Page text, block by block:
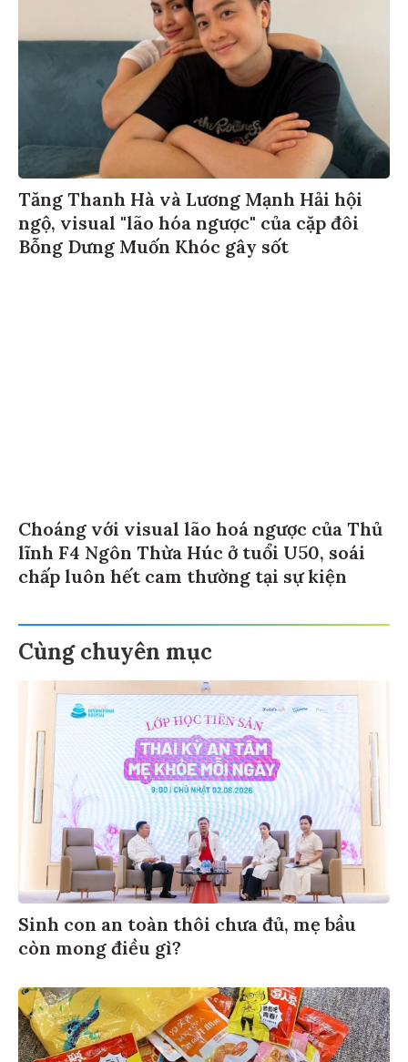
Tăng Thanh Hà và Lương Mạnh Hải hội
ngộ, visual "lão hóa ngược" của cặp đôi
Bỗng Dưng Muốn Khóc gây sốt
Choáng với visual lão hoá ngược của Thủ
lĩnh F4 Ngôn Thừa Húc ở tuổi U50, soái
chấp luôn hết cam thường tại sự kiện
Cùng chuyên mục
Sinh con an toàn thôi chưa đủ, mẹ bầu
còn mong điều gì?